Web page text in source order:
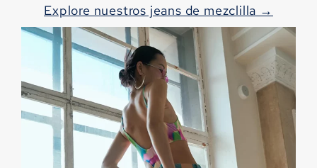
Explore nuestros jeans de mezclilla →